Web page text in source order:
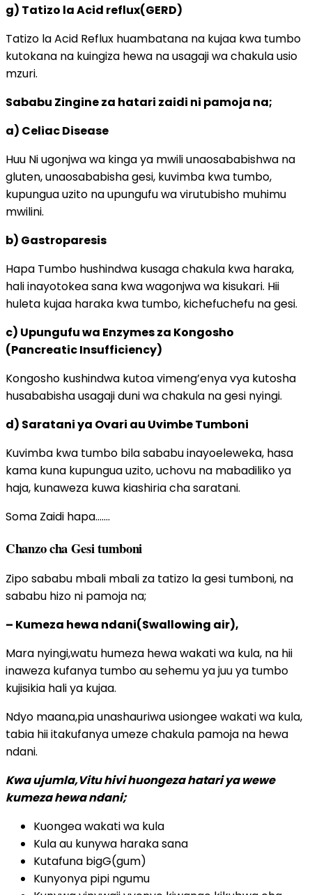
g) Tatizo la Acid reflux(GERD)
Tatizo la Acid Reflux huambatana na kujaa kwa tumbo
kutokana na kuingiza hewa na usagaji wa chakula usio
mzuri.
Sababu Zingine za hatari zaidi ni pamoja na;
a) Celiac Disease
Huu Ni ugonjwa wa kinga ya mwili unaosababishwa na
gluten, unaosababisha gesi, kuvimba kwa tumbo,
kupungua uzito na upungufu wa virutubisho muhimu
mwilini.
b) Gastroparesis
Hapa Tumbo hushindwa kusaga chakula kwa haraka,
hali inayotokea sana kwa wagonjwa wa kisukari. Hii
huleta kujaa haraka kwa tumbo, kichefuchefu na gesi.
c) Upungufu wa Enzymes za Kongosho
(Pancreatic Insufficiency)
Kongosho kushindwa kutoa vimeng’enya vya kutosha
husababisha usagaji duni wa chakula na gesi nyingi.
d) Saratani ya Ovari au Uvimbe Tumboni
Kuvimba kwa tumbo bila sababu inayoeleweka, hasa
kama kuna kupungua uzito, uchovu na mabadiliko ya
haja, kunaweza kuwa kiashiria cha saratani.
Soma Zaidi hapa…….
Chanzo cha Gesi tumboni
Zipo sababu mbali mbali za tatizo la gesi tumboni, na
sababu hizo ni pamoja na;
– Kumeza hewa ndani(Swallowing air),
Mara nyingi,watu humeza hewa wakati wa kula, na hii
inaweza kufanya tumbo au sehemu ya juu ya tumbo
kujisikia hali ya kujaa.
Ndyo maana,pia unashauriwa usiongee wakati wa kula,
tabia hii itakufanya umeze chakula pamoja na hewa
ndani.
Kwa ujumla,Vitu hivi huongeza hatari ya wewe
kumeza hewa ndani;
Kuongea wakati wa kula
Kula au kunywa haraka sana
Kutafuna bigG(gum)
Kunyonya pipi ngumu